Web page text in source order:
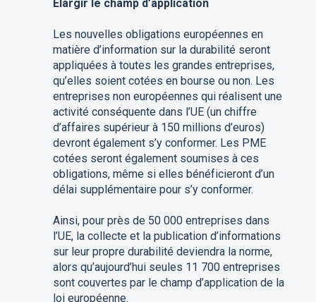
Élargir le champ d’application
Les nouvelles obligations européennes en
matière d’information sur la durabilité seront
appliquées à toutes les grandes entreprises,
qu’elles soient cotées en bourse ou non. Les
entreprises non européennes qui réalisent une
activité conséquente dans l’UE (un chiffre
d’affaires supérieur à 150 millions d’euros)
devront également s’y conformer. Les PME
cotées seront également soumises à ces
obligations, même si elles bénéficieront d’un
délai supplémentaire pour s’y conformer.
Ainsi, pour près de 50 000 entreprises dans
l’UE, la collecte et la publication d’informations
sur leur propre durabilité deviendra la norme,
alors qu’aujourd’hui seules 11 700 entreprises
sont couvertes par le champ d’application de la
loi européenne.